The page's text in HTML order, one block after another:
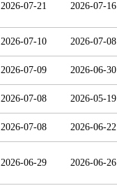
2026-07-21 2026-07-16
2026-07-10 2026-07-08
2026-07-09 2026-06-30
2026-07-08 2026-05-19
2026-07-08 2026-06-22
2026-06-29 2026-06-26